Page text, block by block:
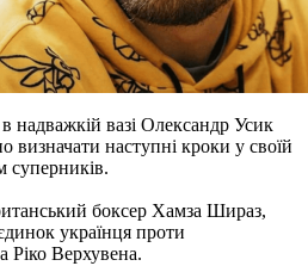
надважкій вазі Олександр Усик
визначати наступні кроки у своїй
суперників.
боксер Хамза Шираз,
українця проти
Ріко Верхувена.